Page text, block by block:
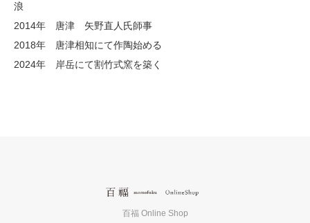
浪
2014年 唐津 矢野直人氏師事
2018年 唐津相知にて作陶始める
2024年 岸岳にて割竹式窯を築く
百福 Online Shop